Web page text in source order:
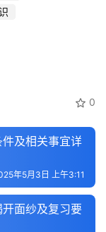
0
及相关事宜详
年5月3日 上午3:11
面纱及复习要